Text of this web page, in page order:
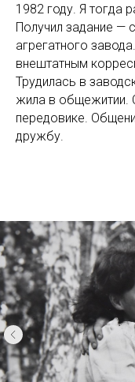
1982 году. Я тогда
Получил задание —
агрегатного
внештатным
Трудилась в
жила в общежитии.
передовике.
дружбу.